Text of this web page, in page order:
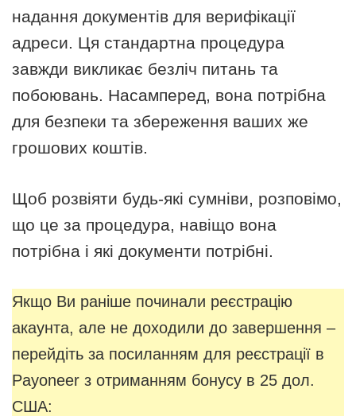
надання документів для верифікації
адреси. Ця стандартна процедура
завжди викликає безліч питань та
побоювань. Насамперед, вона потрібна
для безпеки та збереження ваших же
грошових коштів.
Щоб розвіяти будь-які сумніви, розповімо,
що це за процедура, навіщо вона
потрібна і які документи потрібні.
Якщо Ви раніше починали реєстрацію
акаунта, але не доходили до завершення –
перейдіть за посиланням для реєстрації в
Payoneer з отриманням бонусу в 25 дол.
США: